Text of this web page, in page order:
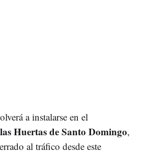
a instalarse en el
Huertas de Santo Domingo,
al tráfico desde este